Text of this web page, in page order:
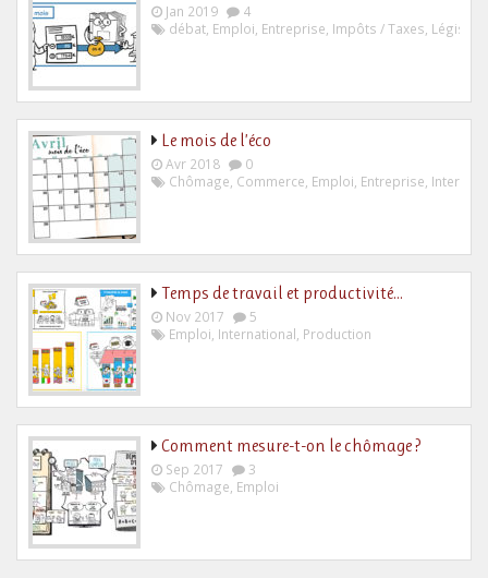
Jan 2019
4
débat Emploi Entreprise Impôts / Taxes
Le mois de l’éco
Avr 2018
0
Chômage Commerce Emploi Entreprise
Temps de travail et productivité…
Nov 2017
5
Emploi International Production
Comment mesure-t-on le chômage ?
Sep 2017
3
Chômage Emploi